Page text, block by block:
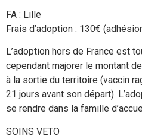
FA : Lille
Frais d’adoption : 130€
L’adoption hors de France est
cependant majorer le montant
à la sortie du territoire (vaccin
21 jours avant son départ).
se rendre dans la famille
SOINS VETO